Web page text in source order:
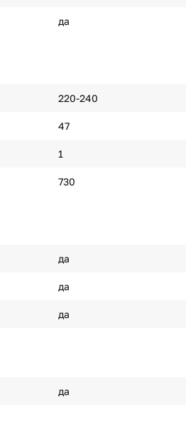
да
220-240
47
1
730
да
да
да
да